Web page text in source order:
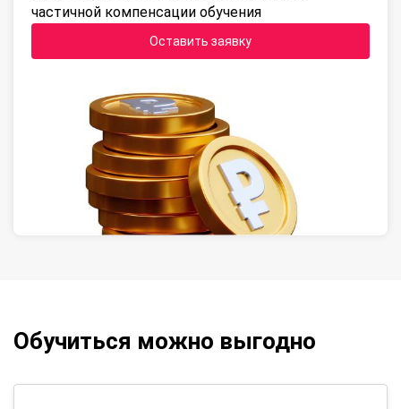
частичной компенсации обучения
Оставить заявку
Обучиться можно выгодно